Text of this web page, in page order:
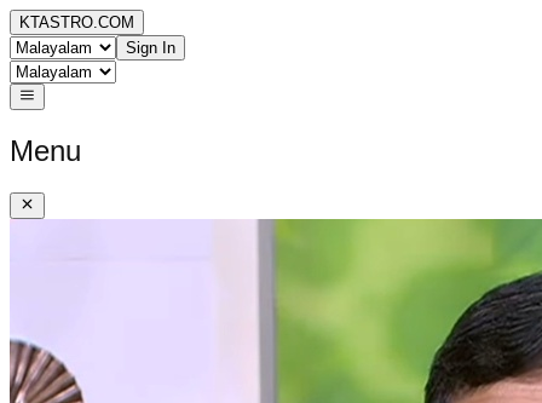
KTASTRO.COM
Sign In
Menu